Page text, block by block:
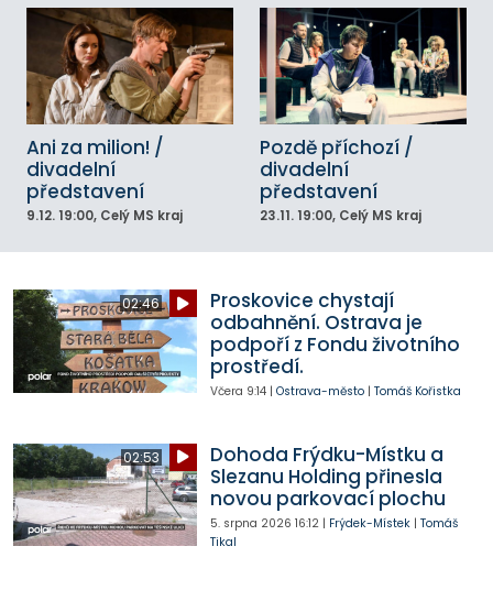
Ani za milion! /
divadelní
představení
9.12. 19:00, Celý MS kraj
Pozdě příchozí /
divadelní
představení
23.11. 19:00, Celý MS kraj
02:46
Proskovice chystají
odbahnění. Ostrava je
podpoří z Fondu životního
prostředí.
Včera 9:14| Ostrava-město| Tomáš Kořistka
02:53
Dohoda Frýdku-Místku a
Slezanu Holding přinesla
novou parkovací plochu
5. srpna 2026 16:12| Frýdek-Místek| Tomáš
Tikal